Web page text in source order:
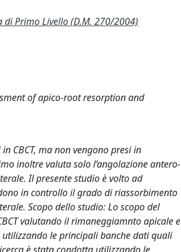
di Primo Livello (D.M. 270/2004)
of apico-root resorption and
CBCT, ma non vengono presi in
inoltre valuta solo l’angolazione antero-
Il presente studio è volto ad
in controllo il grado di riassorbimento
Scopo dello studio: Lo scopo del
valutando il rimaneggiamnto apicale e
le principali banche dati quali